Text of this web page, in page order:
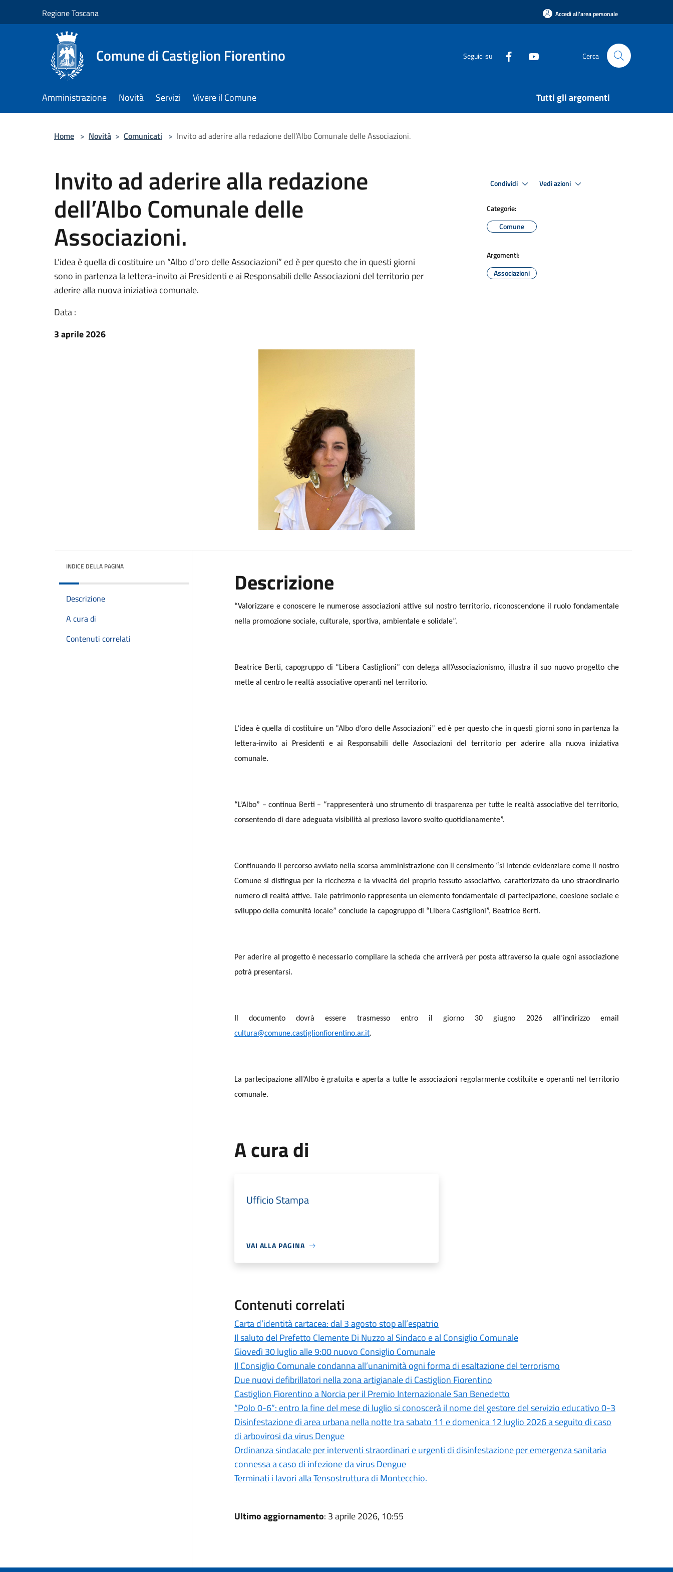
Regione Toscana Accedi all'area personale
Comune di Castiglion Fiorentino Seguici su Cerca
Amministrazione Novità Servizi Vivere il Comune Tutti gli argomenti
Home > Novità > Comunicati > Invito ad aderire alla redazione dell’Albo Comunale delle Associazioni.
Invito ad aderire alla redazione
dell’Albo Comunale delle
Associazioni.
L’idea è quella di costituire un “Albo d’oro delle Associazioni” ed è per questo che in questi giorni
sono in partenza la lettera-invito ai Presidenti e ai Responsabili delle Associazioni del territorio per
aderire alla nuova iniziativa comunale.
Data :
3 aprile 2026
Condividi Vedi azioni
Categorie:
Comune
Argomenti:
Associazioni
INDICE DELLA PAGINA
Descrizione
A cura di
Contenuti correlati
Descrizione
“Valorizzare e conoscere le numerose associazioni attive sul nostro territorio, riconoscendone il ruolo fondamentale
nella promozione sociale, culturale, sportiva, ambientale e solidale”.
Beatrice Berti, capogruppo di “Libera Castiglioni” con delega all’Associazionismo, illustra il suo nuovo progetto che
mette al centro le realtà associative operanti nel territorio.
L’idea è quella di costituire un “Albo d’oro delle Associazioni” ed è per questo che in questi giorni sono in partenza la
lettera-invito ai Presidenti e ai Responsabili delle Associazioni del territorio per aderire alla nuova iniziativa
comunale.
“L’Albo” – continua Berti – “rappresenterà uno strumento di trasparenza per tutte le realtà associative del territorio,
consentendo di dare adeguata visibilità al prezioso lavoro svolto quotidianamente”.
Continuando il percorso avviato nella scorsa amministrazione con il censimento “si intende evidenziare come il nostro
Comune si distingua per la ricchezza e la vivacità del proprio tessuto associativo, caratterizzato da uno straordinario
numero di realtà attive. Tale patrimonio rappresenta un elemento fondamentale di partecipazione, coesione sociale e
sviluppo della comunità locale” conclude la capogruppo di “Libera Castiglioni”, Beatrice Berti.
Per aderire al progetto è necessario compilare la scheda che arriverà per posta attraverso la quale ogni associazione
potrà presentarsi.
Il documento dovrà essere trasmesso entro il giorno 30 giugno 2026 all’indirizzo email
cultura@comune.castiglionfiorentino.ar.it.
La partecipazione all’Albo è gratuita e aperta a tutte le associazioni regolarmente costituite e operanti nel territorio
comunale.
A cura di
Ufficio Stampa
VAI ALLA PAGINA
Contenuti correlati
Carta d’identità cartacea: dal 3 agosto stop all’espatrio
Il saluto del Prefetto Clemente Di Nuzzo al Sindaco e al Consiglio Comunale
Giovedì 30 luglio alle 9:00 nuovo Consiglio Comunale
Il Consiglio Comunale condanna all’unanimità ogni forma di esaltazione del terrorismo
Due nuovi defibrillatori nella zona artigianale di Castiglion Fiorentino
Castiglion Fiorentino a Norcia per il Premio Internazionale San Benedetto
“Polo 0-6”: entro la fine del mese di luglio si conoscerà il nome del gestore del servizio educativo 0-3
Disinfestazione di area urbana nella notte tra sabato 11 e domenica 12 luglio 2026 a seguito di caso
di arbovirosi da virus Dengue
Ordinanza sindacale per interventi straordinari e urgenti di disinfestazione per emergenza sanitaria
connessa a caso di infezione da virus Dengue
Terminati i lavori alla Tensostruttura di Montecchio.
Ultimo aggiornamento: 3 aprile 2026, 10:55